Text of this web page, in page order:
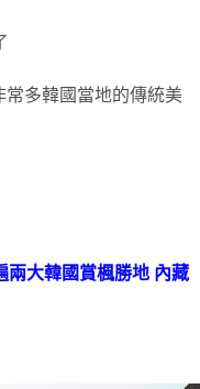
多韓國當地的傳統美
兩大韓國賞楓勝地 內藏